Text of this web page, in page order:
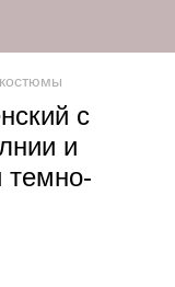
с
и
темно-